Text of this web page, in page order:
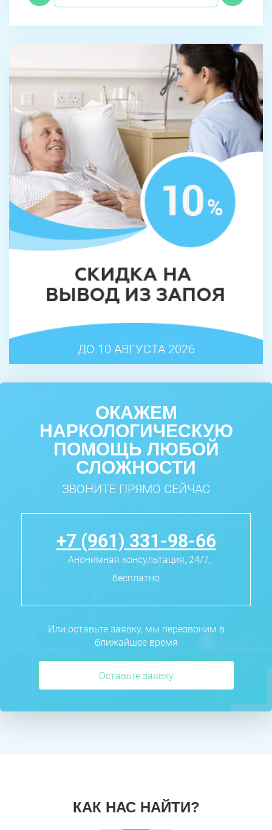
ДО 10 АВГУСТА 2026
ОКАЖЕМ
НАРКОЛОГИЧЕСКУЮ
ПОМОЩЬ ЛЮБОЙ
СЛОЖНОСТИ
ЗВОНИТЕ ПРЯМО СЕЙЧАС
+7 (961) 331-98-66
Анонимная консультация, 24/7,
бесплатно
Или оставьте заявку, мы перезвоним в
ближайшее время
Оставьте заявку
КАК НАС НАЙТИ?